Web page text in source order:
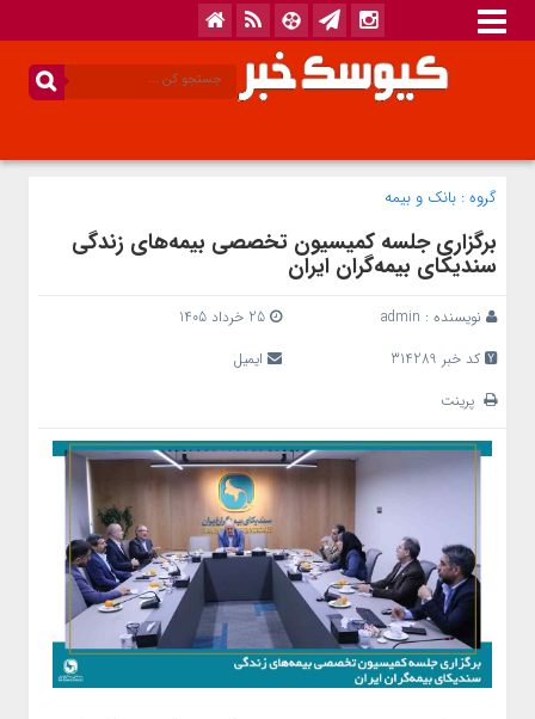
گروه : بانک‌ و بیمه
برگزاری جلسه کمیسیون تخصصی بیمه‌های زندگی
سندیکای بیمه‌گران ایران
نویسنده : admin
25 خرداد 1405
کد خبر 314289
ایمیل
پرینت